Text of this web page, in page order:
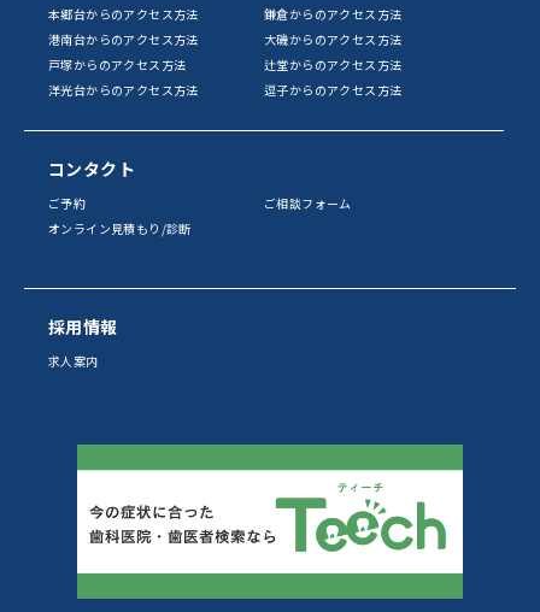
本郷台からのアクセス方法
鎌倉からのアクセス方法
港南台からのアクセス方法
大磯からのアクセス方法
戸塚からのアクセス方法
辻堂からのアクセス方法
洋光台からのアクセス方法
逗子からのアクセス方法
コンタクト
ご予約
ご相談フォーム
オンライン見積もり/診断
採用情報
求人案内